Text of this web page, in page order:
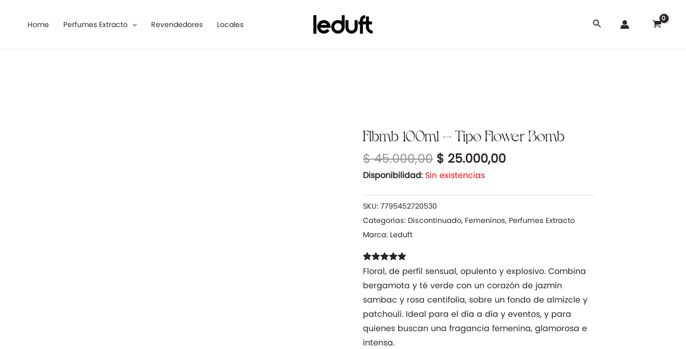
Home Perfumes Extracto Revendedores Locales Buscar
Flbmb 100ml – Tipo Flower Bomb
$45.000,00
El
precio
original
era:
$ 25.000,00
El
precio
actual
Disponibilidad: Sin existencias
SKU:7795452720530
Categorías: Discontinuado, Femeninos, Perfumes Extracto
Marca: Leduft
Valorado con
4.89 de 5 en
base a
9
valoraciones
de clientes
Floral, de perfil sensual, opulento y explosivo. Combina
bergamota y té verde con un corazón de jazmín
sambac y rosa centifolia, sobre un fondo de almizcle y
patchouli. Ideal para el día a día y eventos, y para
quienes buscan una fragancia femenina, glamorosa e
intensa.